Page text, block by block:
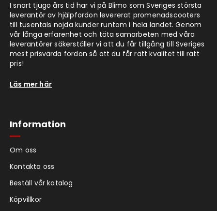
I snart tjugo års tid har vi på Blimo som Sveriges största
leverantör av hjälpfordon levererat promenadscooters
till tusentals nöjda kunder runtom i hela landet. Genom
vår långa erfarenhet och täta samarbeten med våra
leverantörer säkerställer vi att du får tillgång till Sveriges
mest prisvärda fordon så att du får rätt kvalitet till rätt
pris!
Läs mer här
Information
Om oss
Kontakta oss
Beställ vår katalog
Köpvillkor